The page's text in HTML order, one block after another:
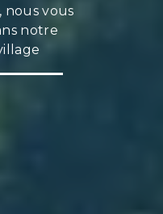
nous vous
notre